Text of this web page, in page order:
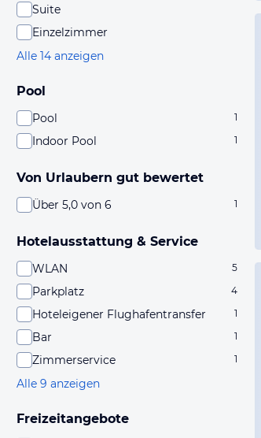
Suite
Einzelzimmer
Alle 14 anzeigen
Pool
Pool 1
Indoor Pool 1
Von Urlaubern gut bewertet
Über 5,0 von 6 1
Hotelausstattung & Service
WLAN 5
Parkplatz 4
Hoteleigener Flughafentransfer 1
Bar 1
Zimmerservice 1
Alle 9 anzeigen
Freizeitangebote